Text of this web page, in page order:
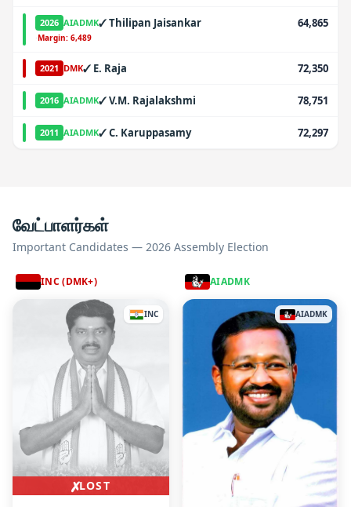
2026 AIADMK✓Thilipan Jaisankar 64,865
·Margin: 6,489
2021 DMK✓ E. Raja 72,350
2016 AIADMK✓V.M. Rajalakshmi 78,751
2011 AIADMK✓C. Karuppasamy 72,297
வேட்பாளர்கள்
Important Candidates — 2026 Assembly Election
INC (DMK+)
✗LOST
INC
AIADMK
AIADMK